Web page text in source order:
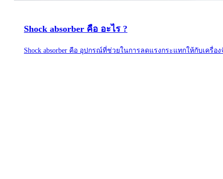
Shock absorber คือ อะไร ?
Shock absorber คือ อุปกรณ์ที่ช่วยในการลดแรงกระแทกให้กับเค